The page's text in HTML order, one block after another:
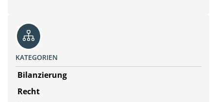
KATEGORIEN
Bilanzierung
Recht